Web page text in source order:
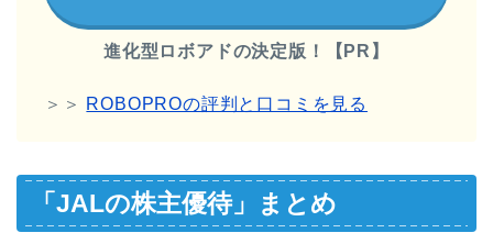
進化型ロボアドの決定版！【PR】
＞＞ ROBOPROの評判と口コミを見る
「JALの株主優待」まとめ